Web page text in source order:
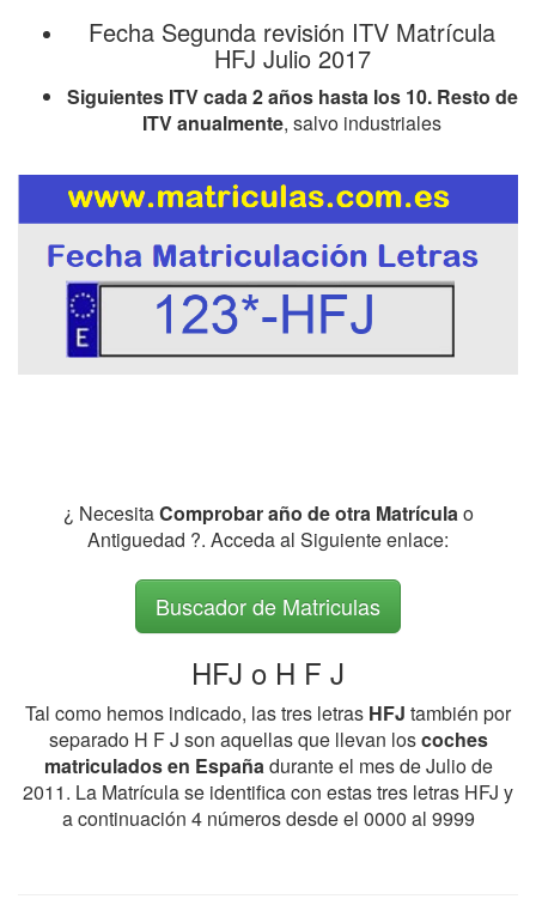
Fecha Segunda revisión ITV Matrícula
HFJ Julio 2017
Siguientes ITV cada 2 años hasta los 10. Resto de
ITV anualmente, salvo industriales
¿ NecesitaComprobar año de otra Matrículao
Antiguedad ?. Acceda al Siguiente enlace:
Buscador de Matriculas
HFJ o H F J
Tal como hemos indicado, las tres letras HFJ también por
separado H F J son aquellas que llevan loscoches
matriculados en Españadurante el mes de Julio de
2011. La Matrícula se identifica con estas tres letras HFJ y
a continuación 4 números desde el 0000 al 9999